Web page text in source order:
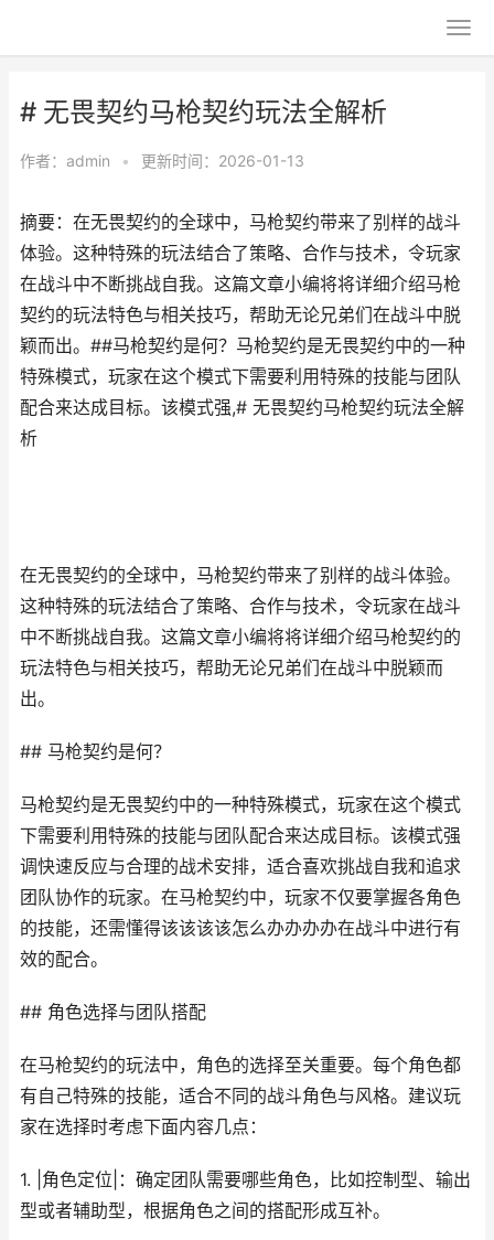
# 无畏契约马枪契约玩法全解析
作者： admin • 更新时间：2026-01-13
摘要：在无畏契约的全球中，马枪契约带来了别样的战斗
体验。这种特殊的玩法结合了策略、合作与技术，令玩家
在战斗中不断挑战自我。这篇文章小编将将详细介绍马枪
契约的玩法特色与相关技巧，帮助无论兄弟们在战斗中脱
颖而出。##马枪契约是何？马枪契约是无畏契约中的一种
特殊模式，玩家在这个模式下需要利用特殊的技能与团队
配合来达成目标。该模式强,# 无畏契约马枪契约玩法全解
析
在无畏契约的全球中，马枪契约带来了别样的战斗体验。
这种特殊的玩法结合了策略、合作与技术，令玩家在战斗
中不断挑战自我。这篇文章小编将将详细介绍马枪契约的
玩法特色与相关技巧，帮助无论兄弟们在战斗中脱颖而
出。
## 马枪契约是何？
马枪契约是无畏契约中的一种特殊模式，玩家在这个模式
下需要利用特殊的技能与团队配合来达成目标。该模式强
调快速反应与合理的战术安排，适合喜欢挑战自我和追求
团队协作的玩家。在马枪契约中，玩家不仅要掌握各角色
的技能，还需懂得该该该该怎么办办办办在战斗中进行有
效的配合。
## 角色选择与团队搭配
在马枪契约的玩法中，角色的选择至关重要。每个角色都
有自己特殊的技能，适合不同的战斗角色与风格。建议玩
家在选择时考虑下面内容几点：
1. |角色定位|：确定团队需要哪些角色，比如控制型、输出
型或者辅助型，根据角色之间的搭配形成互补。